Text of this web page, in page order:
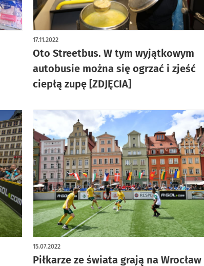
Oto Streetbus. W tym wyjątkowym
autobusie można się ogrzać i zjeść
ciepłą zupę [ZDJĘCIA]
17.11.2022
artykuł z galerią zdjęć
Piłkarze ze świata grają na Wrocław
15.07.2022